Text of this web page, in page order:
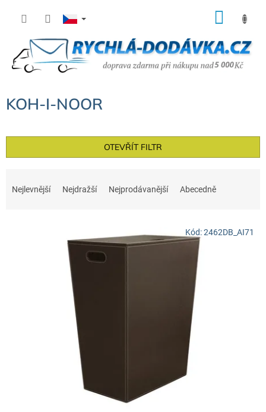
KOH-I-NOOR
OTEVŘÍT FILTR
Nejlevnější Nejdražší Nejprodávanější Abecedně
Kód:2462DB_AI71